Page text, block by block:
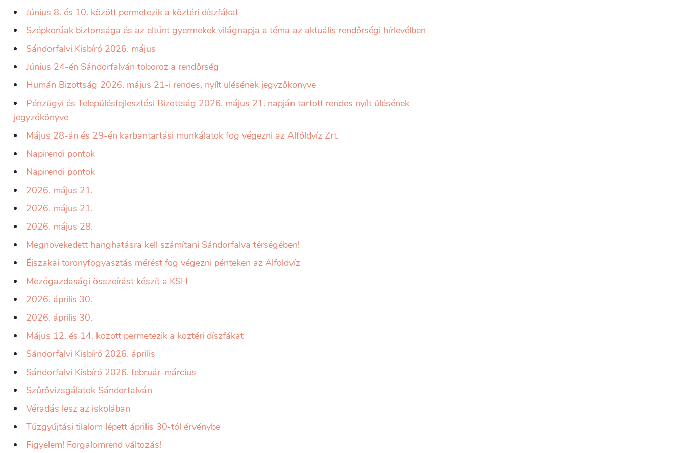
Június 8. és 10. között permetezik a köztéri díszfákat
Szépkorúak biztonsága és az eltűnt gyermekek világnapja a téma az aktuális rendőrségi hírlevélben
Sándorfalvi Kisbíró 2026. május
Június 24-én Sándorfalván toboroz a rendőrség
Humán Bizottság 2026. május 21-i rendes, nyílt ülésének jegyzőkönyve
Pénzügyi és Településfejlesztési Bizottság 2026. május 21. napján tartott rendes nyílt ülésének
jegyzőkönyve
Május 28-án és 29-én karbantartási munkálatok fog végezni az Alföldvíz Zrt.
Napirendi pontok
Napirendi pontok
2026. május 21.
2026. május 21.
2026. május 28.
Megnövekedett hanghatásra kell számítani Sándorfalva térségében!
Éjszakai toronyfogyasztás mérést fog végezni pénteken az Alföldvíz
Mezőgazdasági összeírást készít a KSH
2026. április 30.
2026. április 30.
Május 12. és 14. között permetezik a köztéri díszfákat
Sándorfalvi Kisbíró 2026. április
Sándorfalvi Kisbíró 2026. február-március
Szűrővizsgálatok Sándorfalván
Véradás lesz az iskolában
Tűzgyújtási tilalom lépett április 30-tól érvénybe
Figyelem! Forgalomrend változás!